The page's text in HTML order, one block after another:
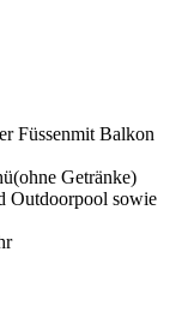
Füssenmit Balkon
(ohne Getränke)
Outdoorpool sowie